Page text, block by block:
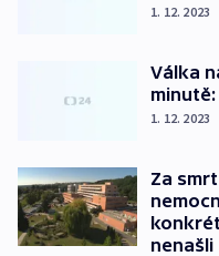
1. 12. 2023
Válka
minutě:
1. 12. 2023
Za
nenašli